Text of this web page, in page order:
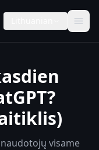
visame